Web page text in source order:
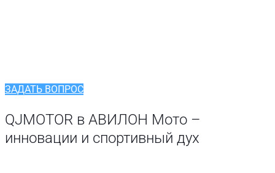
ЗАДАТЬ ВОПРОС
QJMOTOR в АВИЛОН Мото –
инновации и спортивный дух